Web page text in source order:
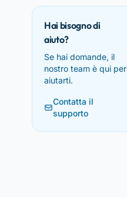
Hai bisogno di
aiuto?
Se hai domande, il
nostro team è qui per
aiutarti.
Contatta il
supporto